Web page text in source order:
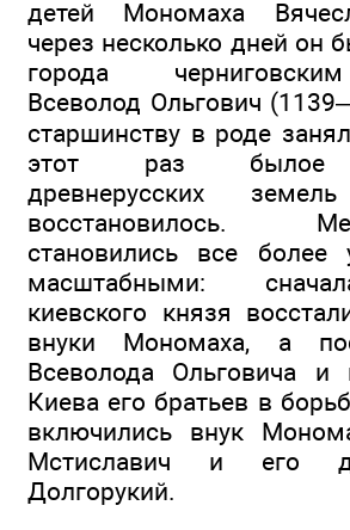
детей Мономаха
через несколько дней он
города
Всеволод Ольгович
старшинству в роде
этот раз былое
древнерусских
восстановилось.
становились все
масштабными:
киевского князя
внуки Мономаха, а
Всеволода Ольговича и
Киева его братьев в
включились внук
Мстиславич и его
Долгорукий.